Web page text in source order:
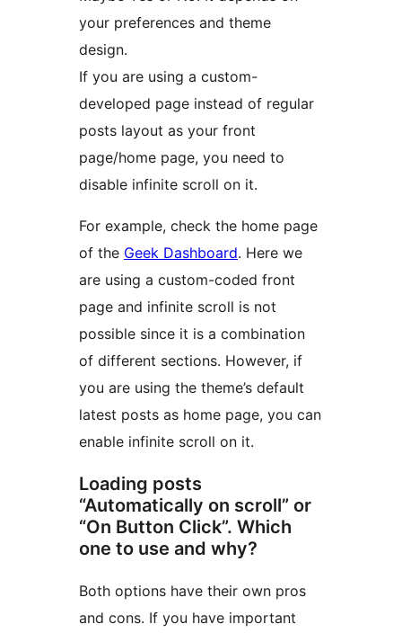
your preferences and theme
design.
If you are using a custom-
developed page instead of regular
posts layout as your front
page/home page, you need to
disable infinite scroll on it.
For example, check the home page
of the Geek Dashboard. Here we
are using a custom-coded front
page and infinite scroll is not
possible since it is a combination
of different sections. However, if
you are using the theme’s default
latest posts as home page, you can
enable infinite scroll on it.
Loading posts
“Automatically on scroll” or
“On Button Click”. Which
one to use and why?
Both options have their own pros
and cons. If you have important